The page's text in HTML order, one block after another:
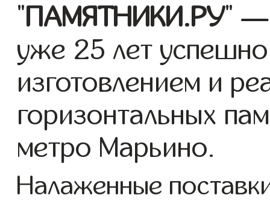
"ПАМЯТНИКИ.РУ" —
уже 25 лет
изготовлением и
горизонтальных
метро Марьино.
Налаженные